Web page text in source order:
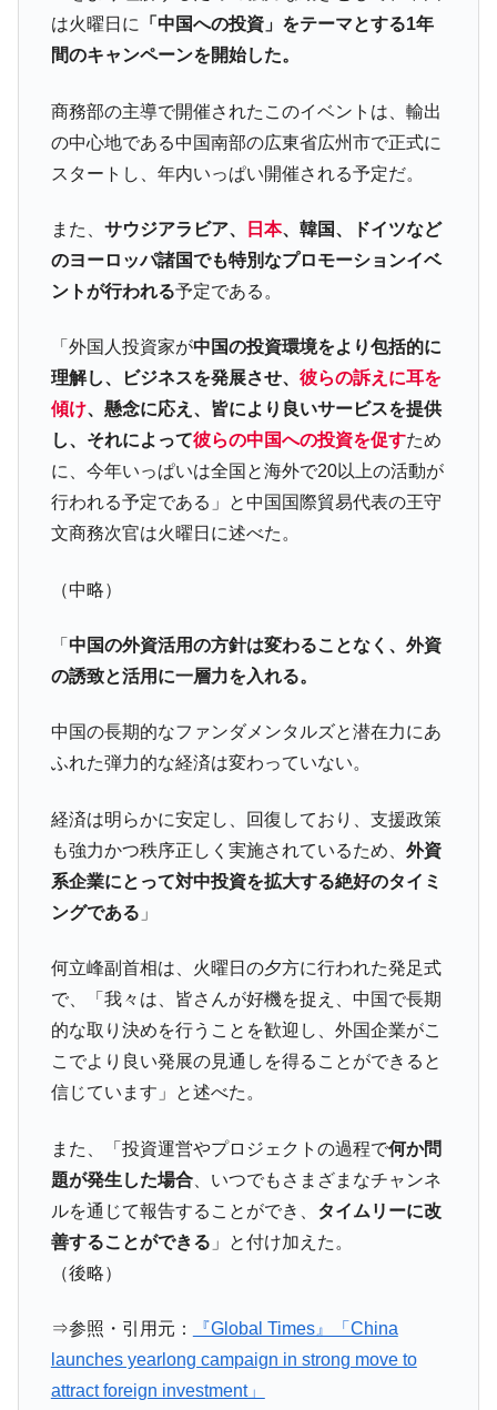
に韓国がいっちょがみしたのでは。
『Money1』
韓国政府『BYD』車への補助金を全廃 ⇒ 実
は韓国で『BYD』車は売れている。6カ月で対前年同期比
1.9倍！
『Money1』
在韓米国大使スティールが着韓！⇒ さっそ
ドを掲げる「在韓反米勢力」
『Money1』
韓国政府「2035年までに18.4GW規模のAIデ
ータセンター整備」⇒ だから無理だってば。
『Money1』
JPモルガン「韓国レバレッジETFの清算は
ほぼ終わった」
『Money1』
韓国『国民年金公団』株価暴落で200兆蒸
発。
ャンペーン」⇒ あの名物教授も登場！
韓国「橋が落ちました」⇒ 耐久性「なさす
ぎ」では。
『Money1』
営業利益80.2％も減少
『Money1』
米国下院「韓国の公務員個人をターゲット
にぶん殴る法案」提出！⇒ クーパン問題は合衆国企業に対
する差別。許してはおかぬ
『Money1』
韓国ボンクラ政策室長･金容範、株価暴落に
他人事のような発言。
業績「史上最高益」当期純利益は前年同期比13.4倍に。
『Money1』
韓国･加徳島新国際空港「またも暗礁」の危
機 ⇒ 10.7兆では損が出るからできない。
『Money1』
【速報】韓国株式市場の暴落・本日07月29
発動！
『Money1』
IT産業は人を雇用する効果は低い。全産業の
半分未満しか雇用を生まない
『Money1』
韓国「株式市場が賭博場のように変質した
のは政界の責任だ」
に。
『Money1』
韓国化学企業最大手『ロッテケミカル』純
借入金が約8兆。信用格付け「ネガティブ」にダウン
『Money1』
韓国株式市場･暗黒の火曜日。サーキットブ
レイカーも発動！ 半導体2銘柄の暴落
塊！
Fact1
夏の甲子園、優勝校を最も多く輩出している都道
府県とは？
は火曜日に
「中国への投資」をテーマとする1年
間のキャンペーンを開始した。
商務部の主導で開催されたこのイベントは、輸出
の中心地である中国南部の広東省広州市で正式に
スタートし、年内いっぱい開催される予定だ。
また、 サウジアラビア、 日本、韓国、ドイツなど
のヨーロッパ諸国でも特別なプロモーションイベ
ントが行われる予定である。
「外国人投資家が中国の投資環境をより包括的に
理解し、ビジネスを発展させ、 彼らの訴えに耳を
傾け、懸念に応え、皆により良いサービスを提供
し、それによって彼らの中国への投資を促すため
に、今年いっぱいは全国と海外で20以上の活動が
行われる予定である」と中国国際貿易代表の王守
文商務次官は火曜日に述べた。
（中略）
「 中国の外資活用の方針は変わることなく、外資
の誘致と活用に一層力を入れる。
中国の長期的なファンダメンタルズと潜在力にあ
ふれた弾力的な経済は変わっていない。
経済は明らかに安定し、回復しており、支援政策
も強力かつ秩序正しく実施されているため、 外資
系企業にとって対中投資を拡大する絶好のタイミ
ングである 」
何立峰副首相は、火曜日の夕方に行われた発足式
で、「我々は、皆さんが好機を捉え、中国で長期
的な取り決めを行うことを歓迎し、外国企業がこ
こでより良い発展の見通しを得ることができると
信じています」と述べた。
また、「投資運営やプロジェクトの過程で何か問
題が発生した場合、いつでもさまざまなチャンネ
ルを通じて報告することができ、 タイムリーに改
善することができる 」と付け加えた。
（後略）
⇒参照・引用元：
『Global Times』「China
launches yearlong campaign in strong move to
attract foreign investment」